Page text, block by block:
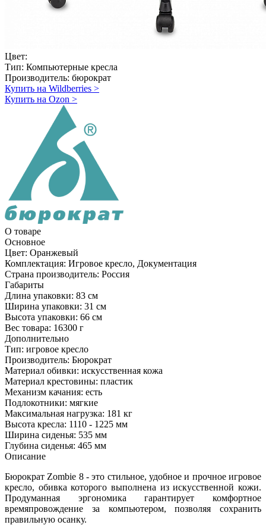
Цвет:
Тип: Компьютерные кресла
Производитель: бюрократ
Купить на Wildberries >
Купить на Ozon >
О товаре
Основное
Цвет: Оранжевый
Комплектация: Игровое кресло, Документация
Страна производитель: Россия
Габариты
Длина упаковки: 83 см
Ширина упаковки: 31 см
Высота упаковки: 66 см
Вес товара: 16300 г
Дополнительно
Тип: игровое кресло
Производитель: Бюрократ
Материал обивки: искусственная кожа
Материал крестовины: пластик
Механизм качания: есть
Подлокотники: мягкие
Максимальная нагрузка: 181 кг
Высота кресла: 1110 - 1225 мм
Ширина сиденья: 535 мм
Глубина сиденья: 465 мм
Описание
Бюрократ Zombie 8 - это стильное, удобное и прочное игровое
кресло, обивка которого выполнена из искусственной кожи.
Продуманная эргономика гарантирует комфортное
времяпровождение за компьютером, позволяя сохранить
правильную осанку.